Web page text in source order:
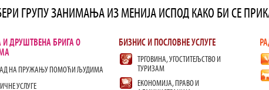
ГРУПУ ЗАНИМАЊА ИЗ МЕНИЈА ИСПОД КАКО БИ СЕ
ДРУШТВЕНА БРИГА О
НА ПРУЖАЊУ ПОМОЋИ ЉУДИМА
УСЛУГЕ
БИЗНИС И ПОСЛОВНЕ УСЛУГЕ
ТРГОВИНА, УГОСТИТЕЉСТВО И
ТУРИЗАМ
ЕКОНОМИЈА, ПРАВО И